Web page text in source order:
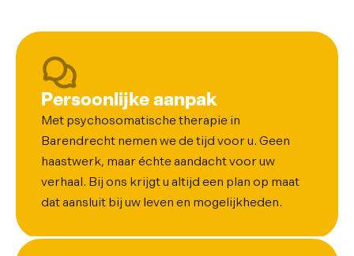
Persoonlijke aanpak
Met psychosomatische therapie in
Barendrecht nemen we de tijd voor u. Geen
haastwerk, maar échte aandacht voor uw
verhaal. Bij ons krijgt u altijd een plan op maat
dat aansluit bij uw leven en mogelijkheden.